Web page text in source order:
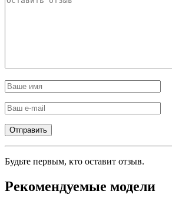
Будьте первым, кто оставит отзыв.
Рекомендуемые модели